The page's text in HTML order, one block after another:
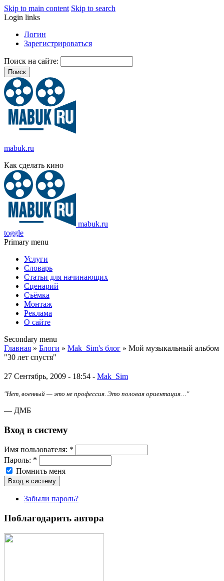
Skip to main content Skip to search
Login links
Логин
Зарегистрироваться
Поиск на сайте:
mabuk.ru
Как сделать кино
mabuk.ru
toggle
Primary menu
Услуги
Словарь
Статьи для начинающих
Сценарий
Съёмка
Монтаж
Реклама
О сайте
Secondary menu
Главная » Блоги » Mak_Sim's блог » Мой музыкальный альбом
"30 лет спустя"
27 Сентябрь, 2009 - 18:54 - Mak_Sim
"Нет, военный — это не профессия. Это половая ориентация…"
— ДМБ
Вход в систему
Имя пoльзовaтeля: *
Пароль: *
Помнить меня
Забыли пароль?
Поблагодарить автора